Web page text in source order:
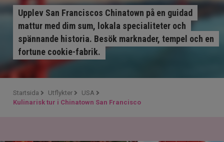
Upplev San Franciscos Chinatown på en guidad
mattur med dim sum, lokala specialiteter och
spännande historia. Besök marknader, tempel och en
fortune cookie-fabrik.
Startsida Utflykter
USA
Kulinarisk tur i Chinatown San Francisco